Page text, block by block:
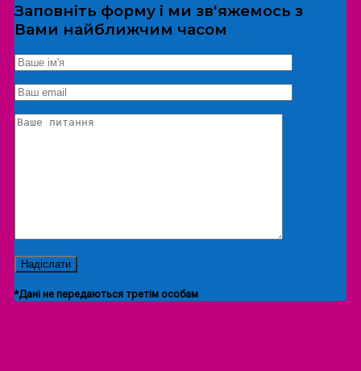
*Дані не передаються третім особам
Екскурсія/локація
Заповніть форму і ми зв'яжемось з
Вами найближчим часом
*Дані не передаються третім особам